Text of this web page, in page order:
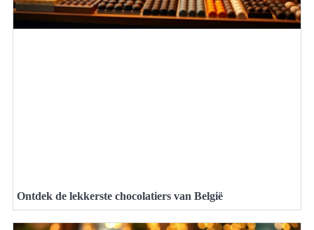
Ontdek de lekkerste chocolatiers van België